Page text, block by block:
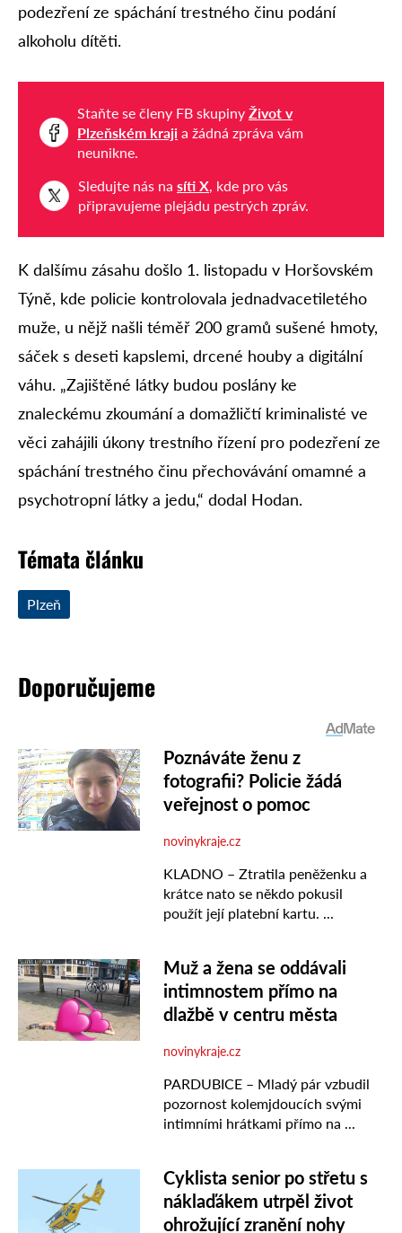
podezření ze spáchání trestného činu podání
alkoholu dítěti.
Staňte se členy FB skupiny Život v
Plzeňském kraji a žádná zpráva vám
neunikne.
Sledujte nás na síti X, kde pro vás
připravujeme plejádu pestrých zpráv.
K dalšímu zásahu došlo 1. listopadu v Horšovském
Týně, kde policie kontrolovala jednadvacetiletého
muže, u nějž našli téměř 200 gramů sušené hmoty,
sáček s deseti kapslemi, drcené houby a digitální
váhu. „Zajištěné látky budou poslány ke
znaleckému zkoumání a domažličtí kriminalisté ve
věci zahájili úkony trestního řízení pro podezření ze
spáchání trestného činu přechovávání omamné a
psychotropní látky a jedu,“ dodal Hodan.
Témata článku
Plzeň
Doporučujeme